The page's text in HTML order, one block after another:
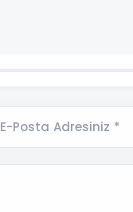
E-Posta Adresiniz *